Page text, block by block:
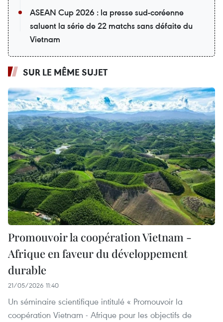
ASEAN Cup 2026 : la presse sud-coréenne
saluent la série de 22 matchs sans défaite du
Vietnam
SUR LE MÊME SUJET
Promouvoir la coopération Vietnam -
Afrique en faveur du développement
durable
21/05/2026 11:40
Un séminaire scientifique intitulé « Promouvoir la
coopération Vietnam - Afrique pour les objectifs de